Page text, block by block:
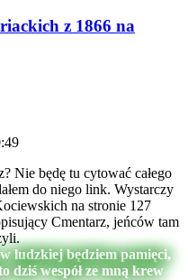
z 1866 na
Nie będę tu cytować całego
do niego link. Wystarczy
na stronie 127
Cmentarz, jeńców tam
ludzkiej będziem pamięci,
wespół ze mną krew